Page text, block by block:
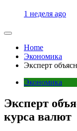
1 неделя ago
Home
Экономика
Эксперт
Экономика
Эксперт
курса валют